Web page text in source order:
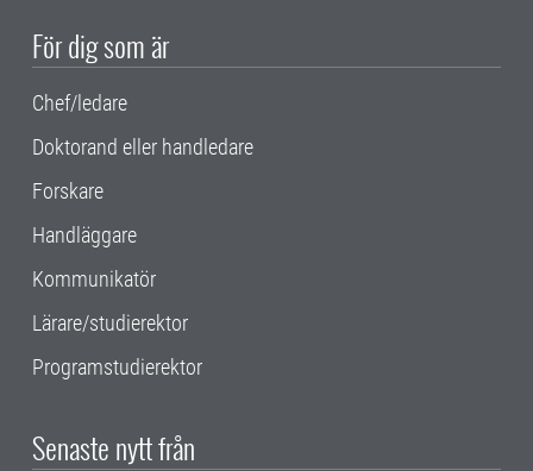
För dig som är
Chef/ledare
Doktorand eller handledare
Forskare
Handläggare
Kommunikatör
Lärare/studierektor
Programstudierektor
Senaste nytt från